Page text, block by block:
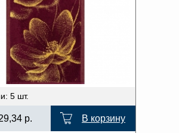
5 шт.
р. В корзину